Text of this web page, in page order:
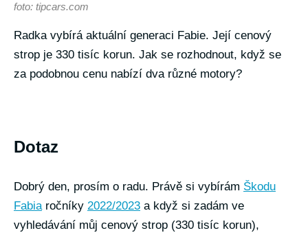
foto: tipcars.com
Radka vybírá aktuální generaci Fabie. Její cenový
strop je 330 tisíc korun. Jak se rozhodnout, když se
za podobnou cenu nabízí dva různé motory?
Dotaz
Dobrý den, prosím o radu. Právě si vybírám Škodu
Fabiaročníky 2022/2023 a když si zadám ve
vyhledávání můj cenový strop (330 tisíc korun),